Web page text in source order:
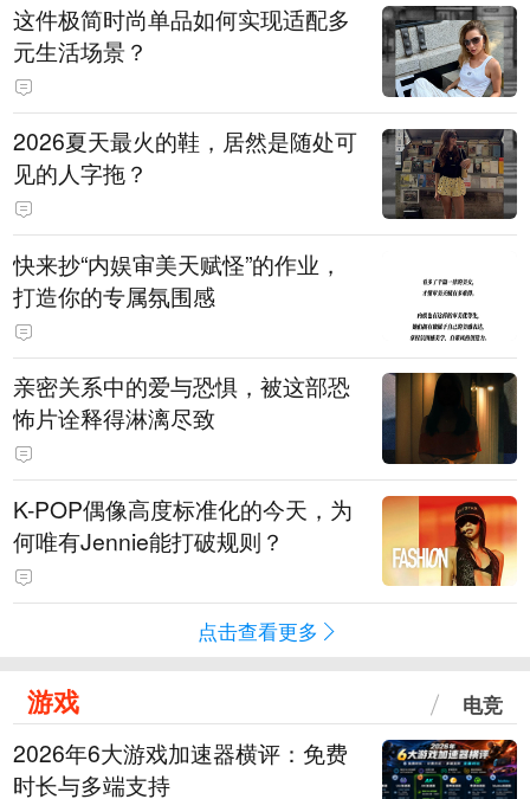
这件极简时尚单品如何实现适配多
元生活场景？
2026夏天最火的鞋，居然是随处可
见的人字拖？
快来抄“内娱审美天赋怪”的作业，
打造你的专属氛围感
亲密关系中的爱与恐惧，被这部恐
怖片诠释得淋漓尽致
K-POP偶像高度标准化的今天，为
何唯有Jennie能打破规则？
点击查看更多
游戏 电竞
2026年6大游戏加速器横评：免费
时长与多端支持